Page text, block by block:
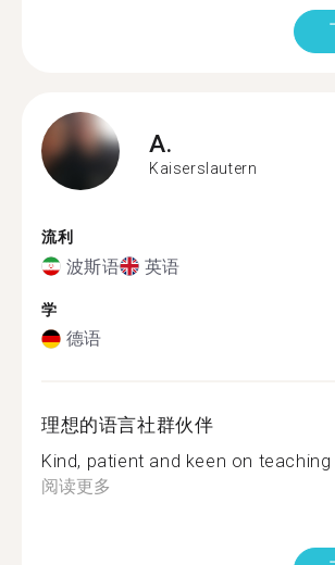
A.
Kaiserslautern
流利
波斯语 英语
学
德语
理想的语言社群伙伴
Kind, patient and keen on teaching
阅读更多